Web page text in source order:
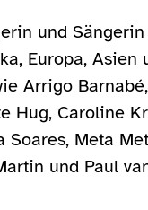
und
Europa, Asien
Arrigo
Hug, Caroline
Soares, Meta
und Paul